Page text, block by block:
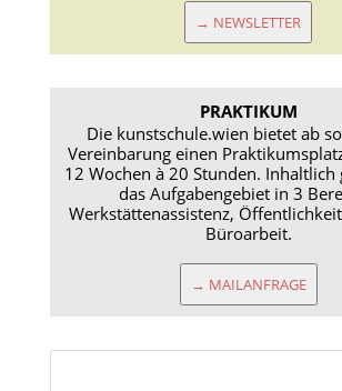
→ NEWSLETTER
PRAKTIKUM
Die kunstschule.wien bietet ab
Vereinbarung einen
12 Wochen à 20 Stunden. Inhaltlich
das Aufgabengebiet in 3
Werkstättenassistenz,
Büroarbeit.
→ MAILANFRAGE